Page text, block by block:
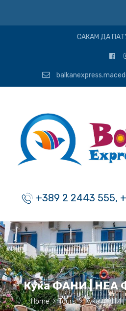
САКАМ ДА
+389 2 2443 555,
Куќа ФАНИ | НЕА
Home > Tours > Куќа ФАНИ